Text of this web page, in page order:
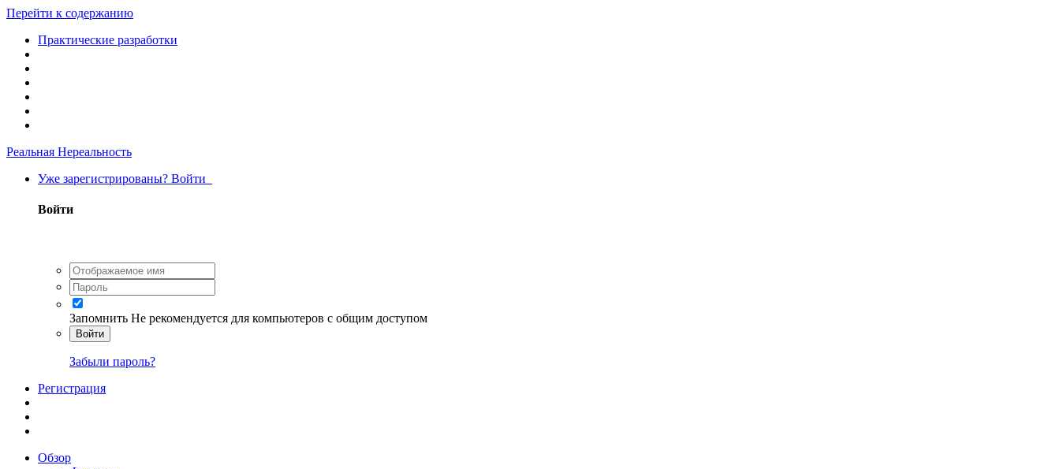
Перейти к содержанию
Практические разработки
Реальная Нереальность
Уже зарегистрированы? Войти
Войти
Запомнить Не рекомендуется для компьютеров с общим доступом
Войти
Забыли пароль?
Регистрация
Обзор